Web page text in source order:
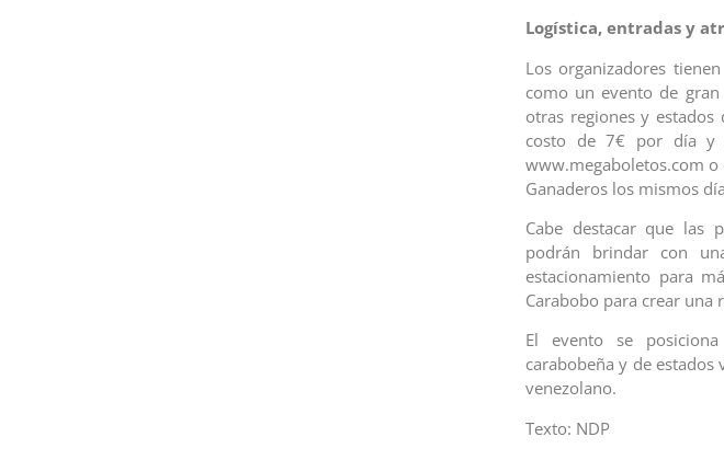
Logística, entradas y
Los organizadores
como un evento de
otras regiones y
costo de 7€ por día y
www.megaboletos.com o
Ganaderos los mismos
Cabe destacar que las
podrán brindar con
estacionamiento para
Carabobo para crear una
El evento se
carabobeña y de
venezolano.
Texto: NDP